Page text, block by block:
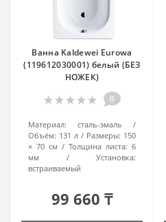
Ванна Kaldewei Eurowa
(119612030001) белый (БЕЗ
НОЖЕК)
0
Материал:
сталь-эмаль
Объём: 131 л Размеры: 150
× 70 см
Толщина листа: 6
мм
Установка:
встраиваемый
99 660 ₸